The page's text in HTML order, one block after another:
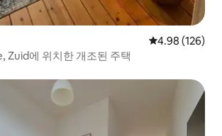
평점 4.98점(5
4.98 (126)
Zuid에 위치한 개조된 주택